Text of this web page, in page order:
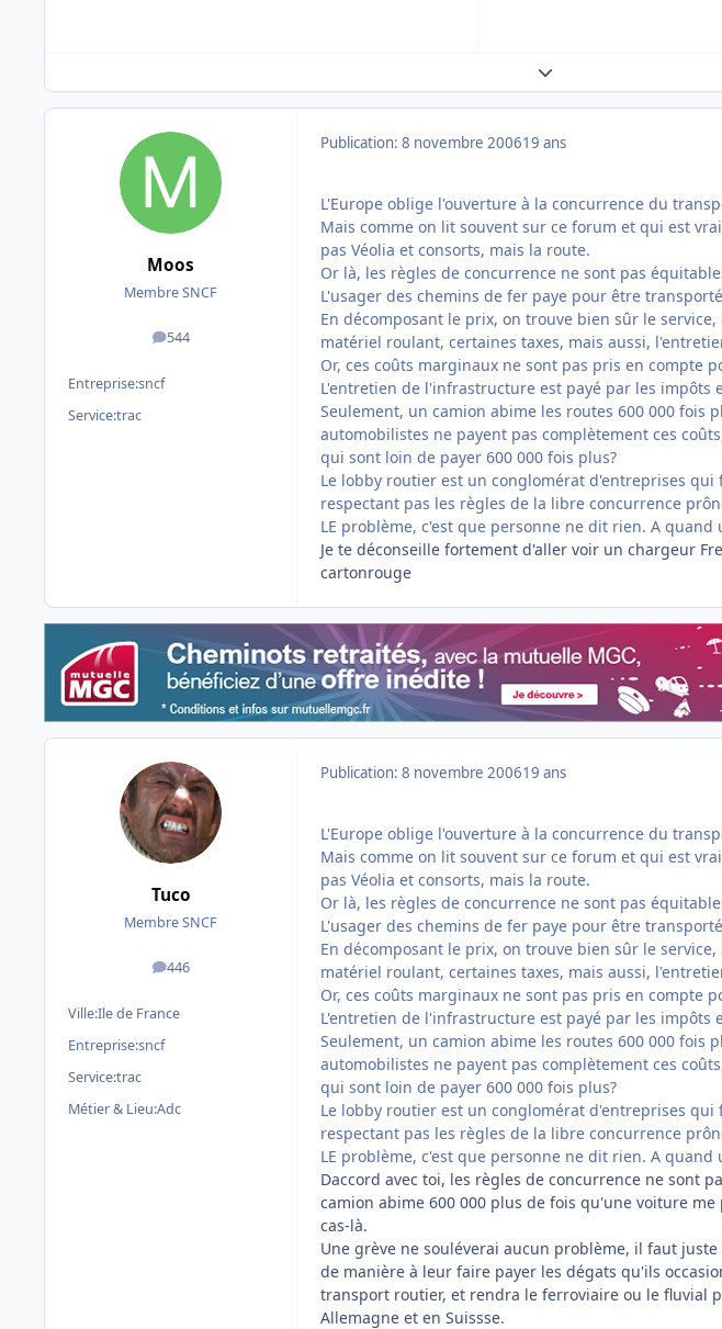
Expand topic overview
Moos
Membre SNCF
544
messages
Entreprise:sncf
Service:trac
Publication: 8 novembre 200619 ans
L'Europe oblige l'ouverture à la concurrence du
Mais comme on lit souvent sur ce forum et qui est
pas Véolia et consorts, mais la route.
Or là, les règles de concurrence ne sont pas
L'usager des chemins de fer paye pour être
En décomposant le prix, on trouve bien sûr le
matériel roulant, certaines taxes, mais aussi,
Or, ces coûts marginaux ne sont pas pris en compte
L'entretien de l'infrastructure est payé par les impôts
Seulement, un camion abime les routes 600 000 fois
automobilistes ne payent pas complètement ces
qui sont loin de payer 600 000 fois plus?
Le lobby routier est un conglomérat d'entreprises
respectant pas les règles de la libre concurrence
LE problème, c'est que personne ne dit rien. A
Je te déconseille fortement d'aller voir un chargeur
cartonrouge
Tuco
Membre SNCF
446
messages
Ville:Ile de France
Entreprise:sncf
Service:trac
Métier & Lieu:Adc
Publication: 8 novembre 200619 ans
L'Europe oblige l'ouverture à la concurrence du
Mais comme on lit souvent sur ce forum et qui est
pas Véolia et consorts, mais la route.
Or là, les règles de concurrence ne sont pas
L'usager des chemins de fer paye pour être
En décomposant le prix, on trouve bien sûr le
matériel roulant, certaines taxes, mais aussi,
Or, ces coûts marginaux ne sont pas pris en compte
L'entretien de l'infrastructure est payé par les impôts
Seulement, un camion abime les routes 600 000 fois
automobilistes ne payent pas complètement ces
qui sont loin de payer 600 000 fois plus?
Le lobby routier est un conglomérat d'entreprises
respectant pas les règles de la libre concurrence
LE problème, c'est que personne ne dit rien. A
Daccord avec toi, les règles de concurrence ne sont
camion abime 600 000 plus de fois qu'une voiture
cas-là.
Une grève ne souléverai aucun problème, il faut
de manière à leur faire payer les dégats qu'ils
transport routier, et rendra le ferroviaire ou le fluvial
Allemagne et en Suissse.